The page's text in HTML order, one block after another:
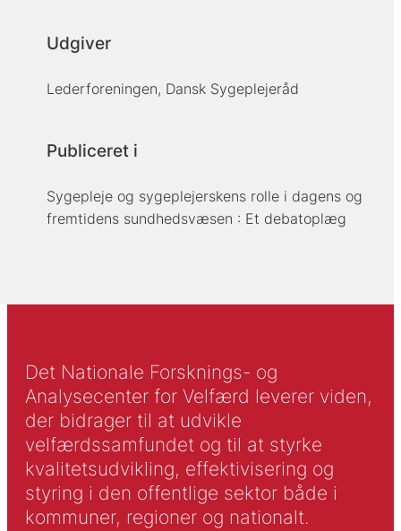
Udgiver
Lederforeningen, Dansk Sygeplejeråd
Publiceret i
Sygepleje og sygeplejerskens rolle i dagens og
fremtidens sundhedsvæsen : Et debatoplæg
Det Nationale Forsknings- og
Analysecenter for Velfærd leverer viden,
der bidrager til at udvikle
velfærdssamfundet og til at styrke
kvalitetsudvikling, effektivisering og
styring i den offentlige sektor både i
kommuner, regioner og nationalt.